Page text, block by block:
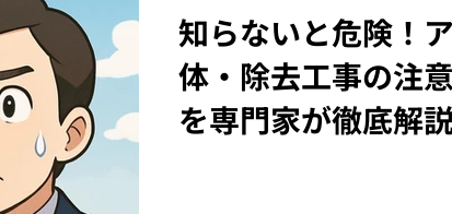
知らないと危険！
体・除去工事の注
を専門家が徹底解